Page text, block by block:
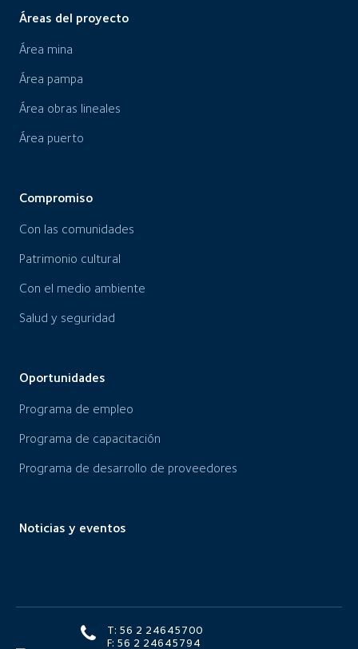
Áreas del proyecto
Área mina
Área pampa
Área obras lineales
Área puerto
Compromiso
Con las comunidades
Patrimonio cultural
Con el medio ambiente
Salud y seguridad
Oportunidades
Programa de empleo
Programa de capacitación
Programa de desarrollo de proveedores
Noticias y eventos
T: 56 2 24645700
F: 56 2 24645794